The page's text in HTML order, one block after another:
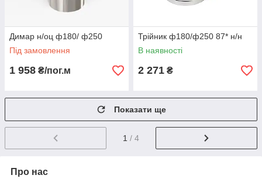
Димар н/оц ф180/ ф250
Під замовлення
1 958 ₴/пог.м
Трійник ф180/ф250 87* н/н
В наявності
2 271 ₴
Показати ще
1 / 4
Про нас